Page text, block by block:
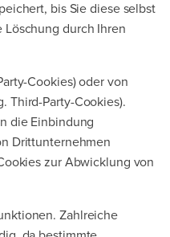
bis Sie diese selbst
durch Ihren
Cookies) oder von
Third-Party-Cookies).
die Einbindung
Drittunternehmen
zur Abwicklung von
Zahlreiche